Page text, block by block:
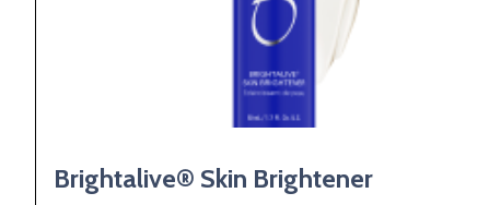
Brightalive® Skin Brightener